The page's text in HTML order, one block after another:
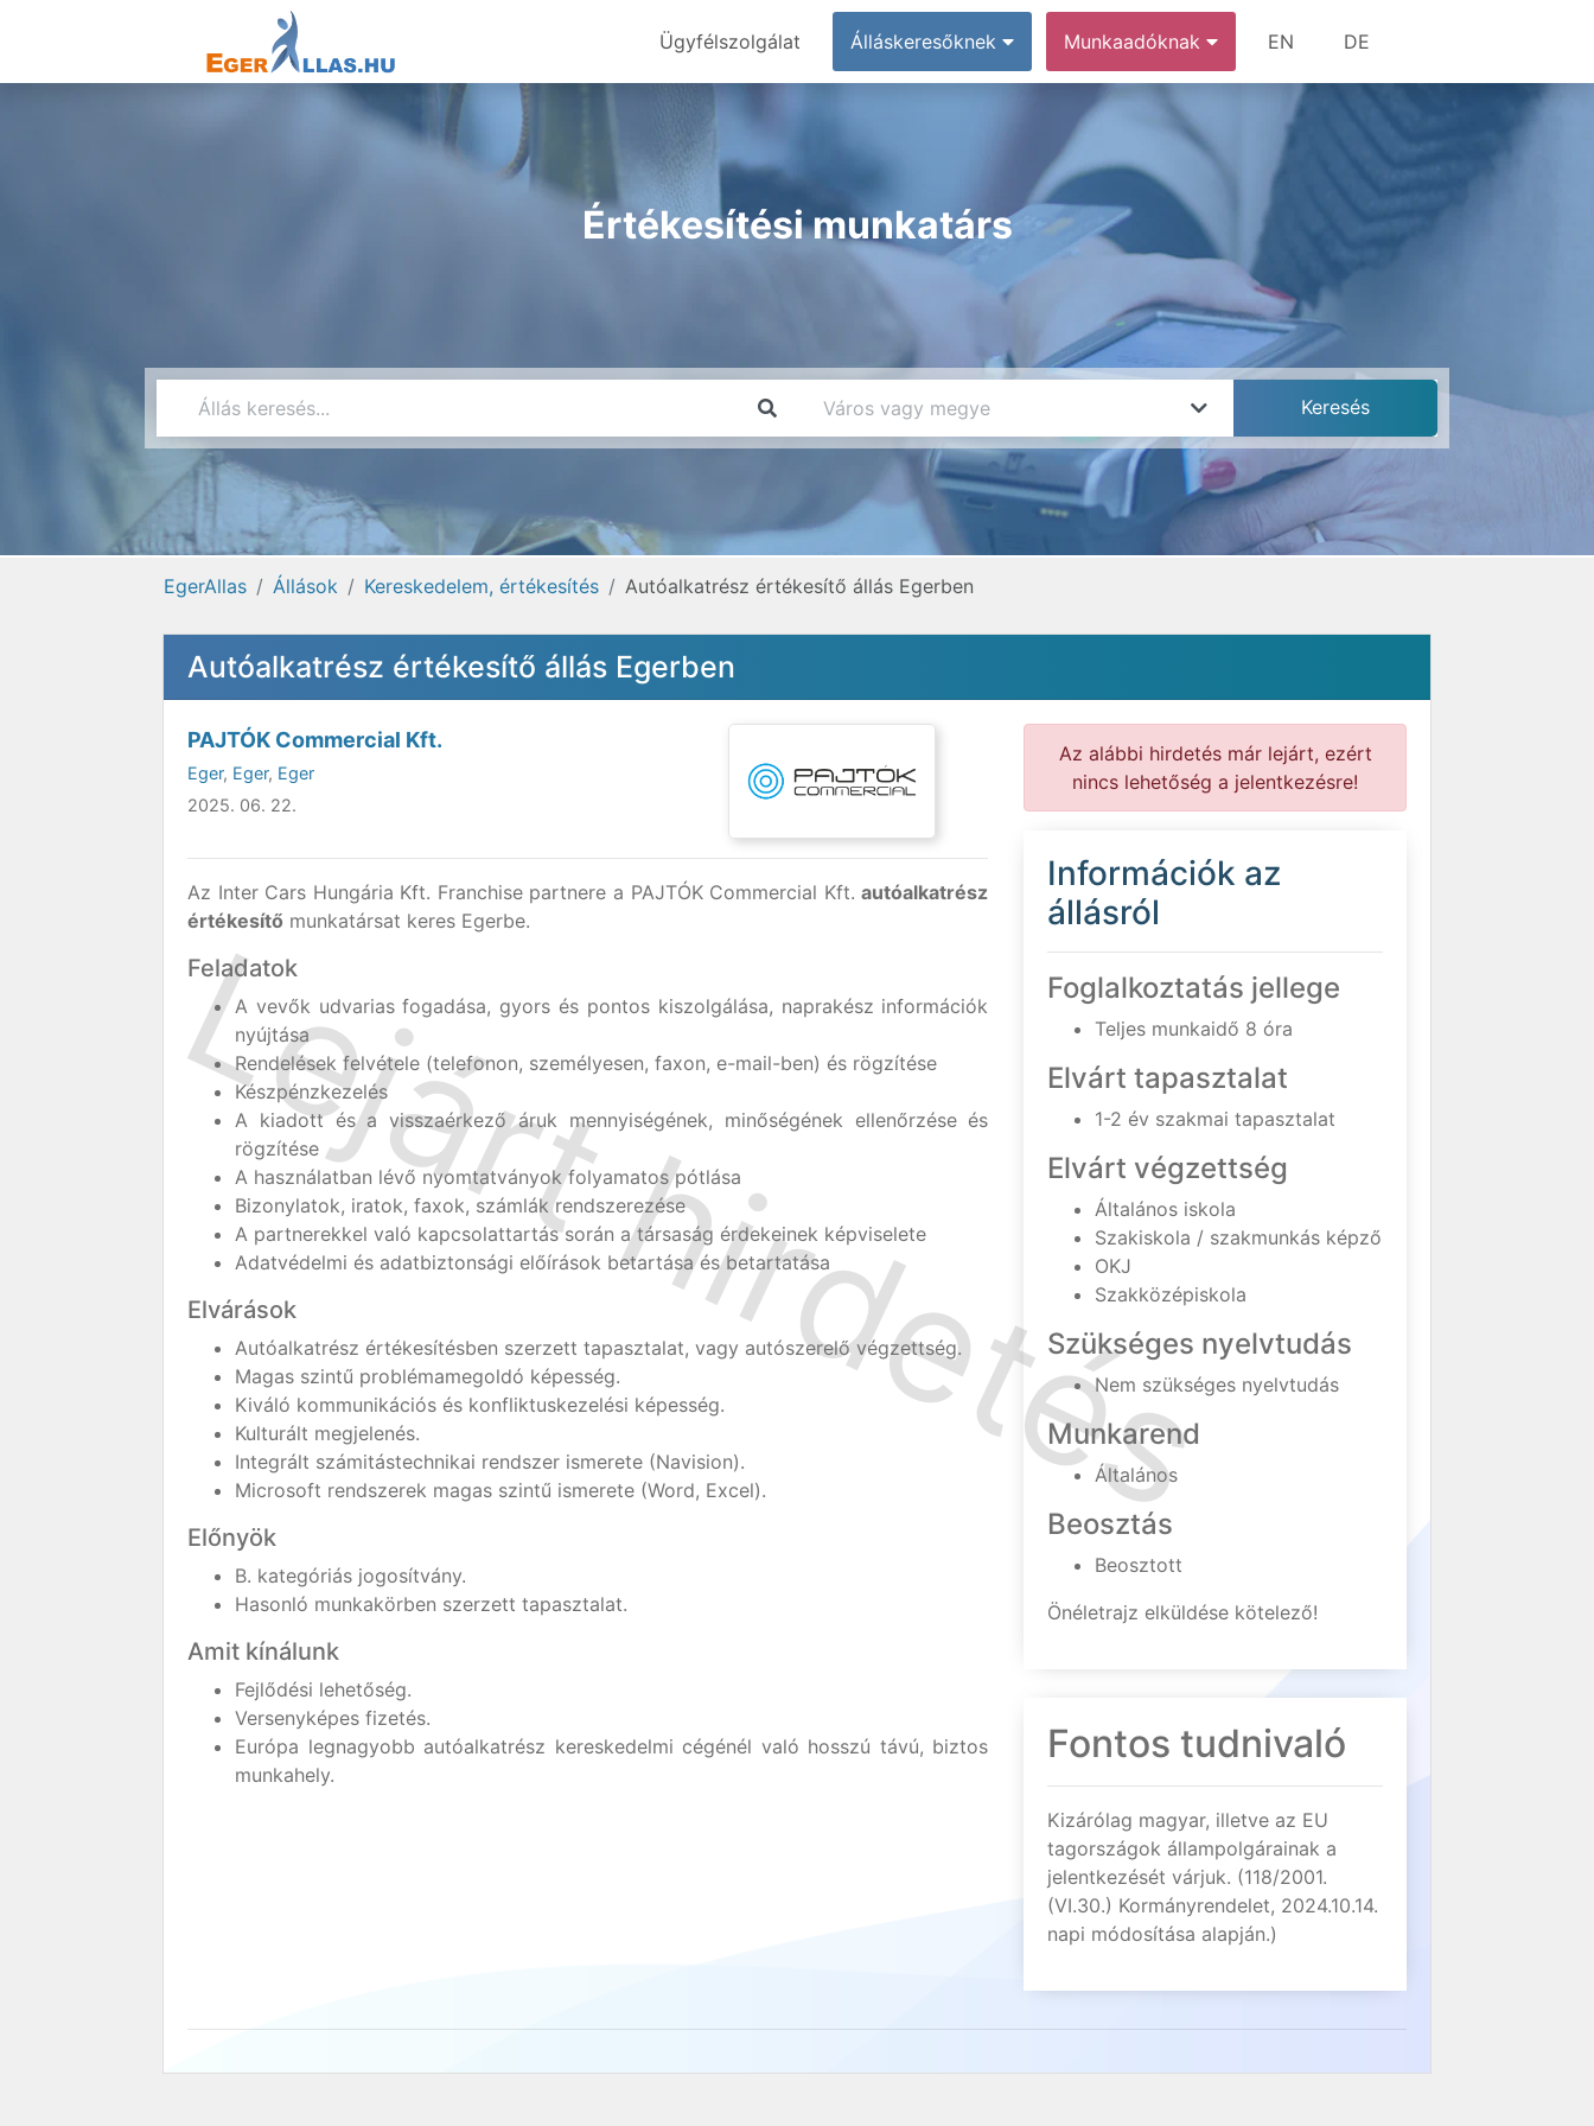
Ügyfélszolgálat Álláskeresőknek Munkaadóknak EN DE
Értékesítési munkatárs
EgerAllas Állások Kereskedelem, értékesítés Autóalkatrész értékesítő állás Egerben
Autóalkatrész értékesítő állás Egerben
PAJTÓK Commercial Kft.
Eger, Eger, Eger
2025. 06. 22.
Az Inter Cars Hungária Kft. Franchise partnere a PAJTÓK Commercial Kft.autóalkatrész
értékesítő munkatársat keres Egerbe.
Feladatok
A vevők udvarias fogadása, gyors és pontos kiszolgálása, naprakész információk
nyújtása
Rendelések felvétele (telefonon, személyesen, faxon, e-mail-ben) és rögzítése
Készpénzkezelés
A kiadott és a visszaérkező áruk mennyiségének, minőségének ellenőrzése és
rögzítése
A használatban lévő nyomtatványok folyamatos pótlása
Bizonylatok, iratok, faxok, számlák rendszerezése
A partnerekkel való kapcsolattartás során a társaság érdekeinek képviselete
Adatvédelmi és adatbiztonsági előírások betartása és betartatása
Elvárások
Autóalkatrész értékesítésben szerzett tapasztalat, vagy autószerelő végzettség.
Magas szintű problémamegoldó képesség.
Kiváló kommunikációs és konfliktuskezelési képesség.
Kulturált megjelenés.
Integrált számitástechnikai rendszer ismerete (Navision).
Microsoft rendszerek magas szintű ismerete (Word, Excel).
Előnyök
B. kategóriás jogosítvány.
Hasonló munkakörben szerzett tapasztalat.
Amit kínálunk
Fejlődési lehetőség.
Versenyképes fizetés.
Európa legnagyobb autóalkatrész kereskedelmi cégénél való hosszú távú, biztos
munkahely.
Az alábbi hirdetés már lejárt, ezért
nincs lehetőség a jelentkezésre!
Információk az
állásról
Foglalkoztatás jellege
Teljes munkaidő 8 óra
Elvárt tapasztalat
1-2 év szakmai tapasztalat
Elvárt végzettség
Általános iskola
Szakiskola / szakmunkás képző
OKJ
Szakközépiskola
Szükséges nyelvtudás
Nem szükséges nyelvtudás
Munkarend
Általános
Beosztás
Beosztott
Önéletrajz elküldése kötelező!
Fontos tudnivaló
Kizárólag magyar, illetve az EU
tagországok állampolgárainak a
jelentkezését várjuk. (118/2001.
(VI.30.) Kormányrendelet, 2024.10.14.
napi módosítása alapján.)